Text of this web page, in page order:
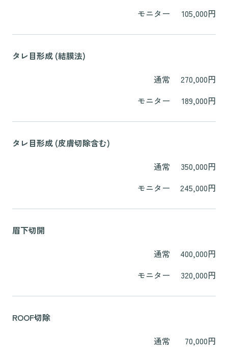
モニター 105,000円
タレ目形成 (結膜法)
通常
270,000円
モニター
189,000円
タレ目形成 (皮膚切除含む)
通常
350,000円
モニター
245,000円
眉下切開
通常
400,000円
モニター
320,000円
ROOF切除
通常
70,000円